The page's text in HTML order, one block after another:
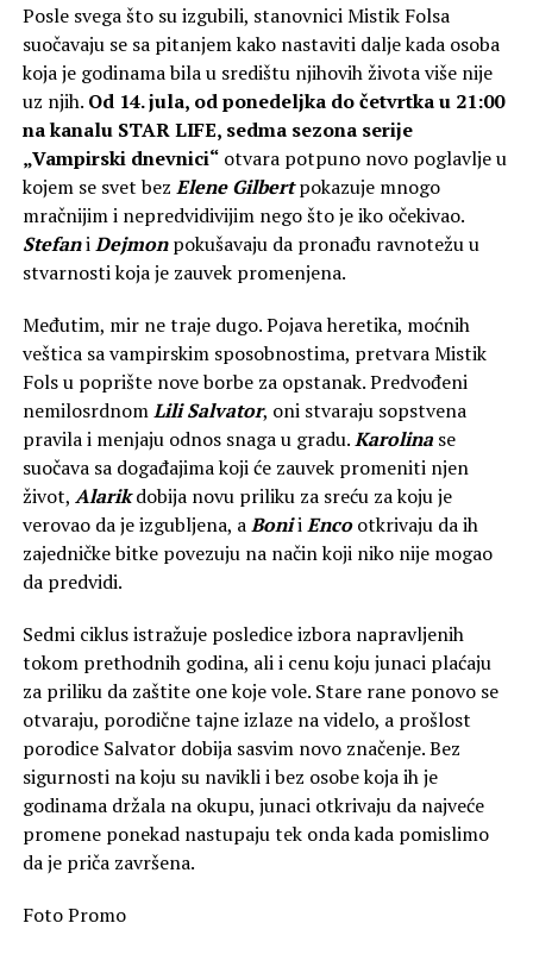
Posle svega što su izgubili, stanovnici Mistik Folsa
suočavaju se sa pitanjem kako nastaviti dalje kada osoba
koja je godinama bila u središtu njihovih života više nije
uz njih. Od 14. jula, od ponedeljka do četvrtka u 21:00
na kanalu STAR LIFE, sedma sezona serije
„Vampirski dnevnici“otvara potpuno novo poglavlje u
kojem se svet bez Elene Gilbertpokazuje mnogo
mračnijim i nepredvidivijim nego što je iko očekivao.
StefaniDejmonpokušavaju da pronađu ravnotežu u
stvarnosti koja je zauvek promenjena.
Međutim, mir ne traje dugo. Pojava heretika, moćnih
veštica sa vampirskim sposobnostima, pretvara Mistik
Fols u poprište nove borbe za opstanak. Predvođeni
nemilosrdnomLili Salvator, oni stvaraju sopstvena
pravila i menjaju odnos snaga u gradu.Karolinase
suočava sa događajima koji će zauvek promeniti njen
život, Alarikdobija novu priliku za sreću za koju je
verovao da je izgubljena, aBoniiEncootkrivaju da ih
zajedničke bitke povezuju na način koji niko nije mogao
da predvidi.
Sedmi ciklus istražuje posledice izbora napravljenih
tokom prethodnih godina, ali i cenu koju junaci plaćaju
za priliku da zaštite one koje vole. Stare rane ponovo se
otvaraju, porodične tajne izlaze na videlo, a prošlost
porodice Salvator dobija sasvim novo značenje. Bez
sigurnosti na koju su navikli i bez osobe koja ih je
godinama držala na okupu, junaci otkrivaju da najveće
promene ponekad nastupaju tek onda kada pomislimo
da je priča završena.
Foto Promo